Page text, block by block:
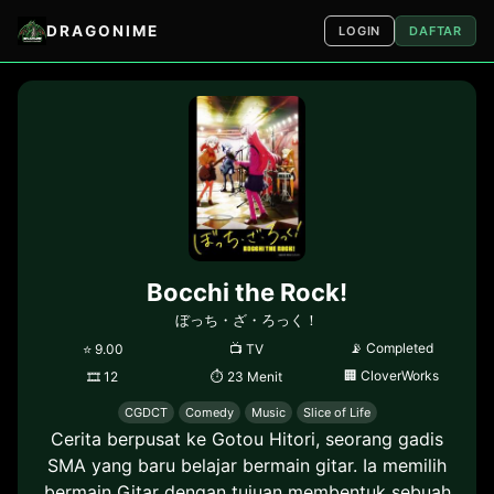
DRAGONIME LOGIN DAFTAR
Bocchi the Rock!
ぼっち・ざ・ろっく！
⭐ 9.00 📺TV 📡 Completed
🎞12 ⏱ 23 Menit 🏢 CloverWorks
CGDCT Comedy Music Slice of Life
Cerita berpusat ke Gotou Hitori, seorang gadis
SMA yang baru belajar bermain gitar. Ia memilih